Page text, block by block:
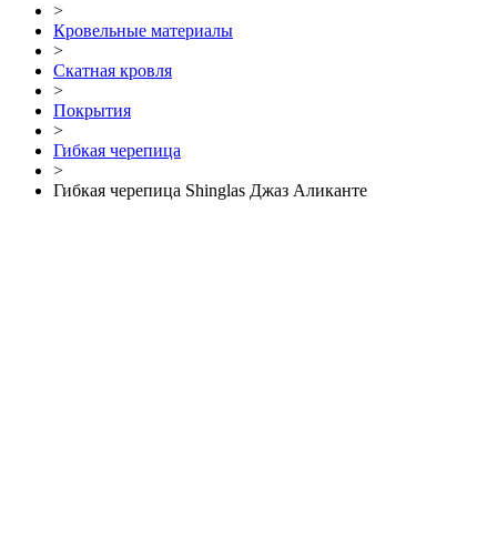
>
Кровельные материалы
>
Скатная кровля
>
Покрытия
>
Гибкая черепица
>
Гибкая черепица Shinglas Джаз Аликанте